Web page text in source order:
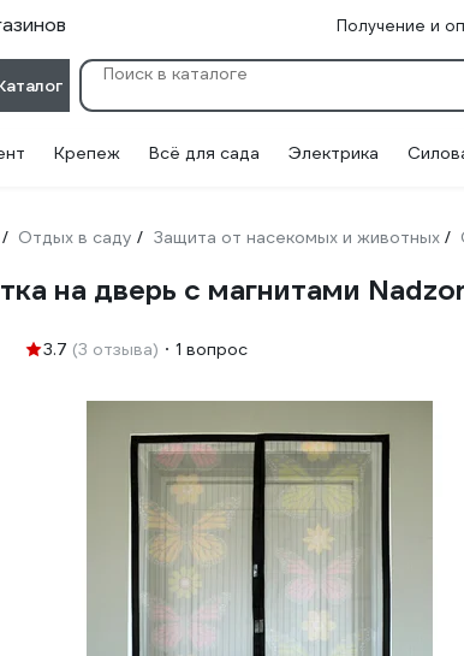
Получение и
Крепеж Всё для сада Электрика
/ Отдых в саду / Защита от насекомых и животных /
на дверь с магнитами
3.7 (3 отзыва) 1 вопрос